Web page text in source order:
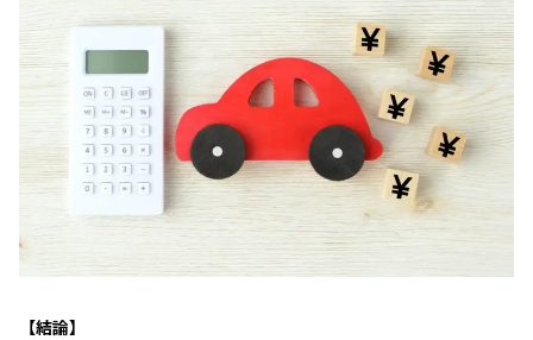
【結論】